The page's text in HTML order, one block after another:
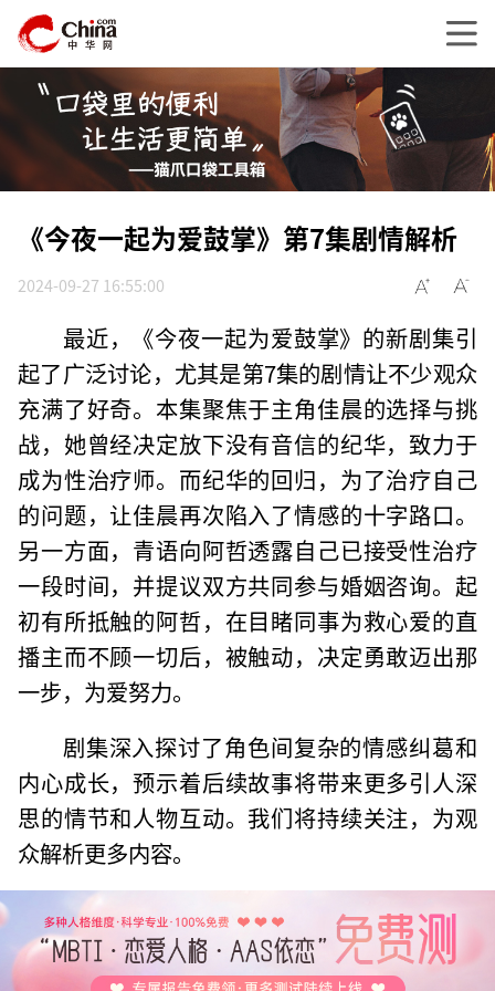
《今夜一起为爱鼓掌》第7集剧情解析
2024-09-27 16:55:00
最近，《今夜一起为爱鼓掌》的新剧集引
起了广泛讨论，尤其是第7集的剧情让不少观众
充满了好奇。本集聚焦于主角佳晨的选择与挑
战，她曾经决定放下没有音信的纪华，致力于
成为性治疗师。而纪华的回归，为了治疗自己
的问题，让佳晨再次陷入了情感的十字路口。
另一方面，青语向阿哲透露自己已接受性治疗
一段时间，并提议双方共同参与婚姻咨询。起
初有所抵触的阿哲，在目睹同事为救心爱的直
播主而不顾一切后，被触动，决定勇敢迈出那
一步，为爱努力。
剧集深入探讨了角色间复杂的情感纠葛和
内心成长，预示着后续故事将带来更多引人深
思的情节和人物互动。我们将持续关注，为观
众解析更多内容。